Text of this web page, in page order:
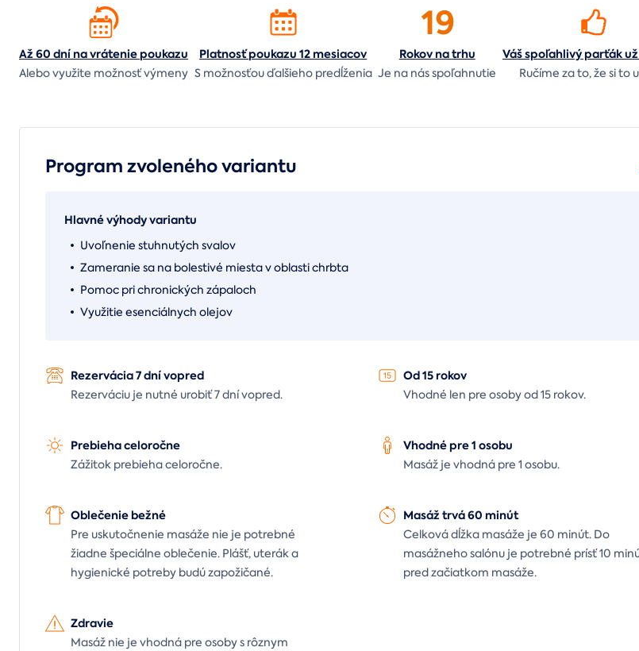
Až 60 dní na vráteniepoukazu
Alebo využite možnosť výmeny
Platnosť poukazu 12 mesiacov
S možnosťou ďalšieho predĺženia
19
Rokov natrhu
Je na násspoľahnutie
Váš spoľahlivý parťák už
Ručíme za to,že si to
Program zvoleného variantu
Hlavné výhody variantu
Uvoľnenie stuhnutých svalov
Zameranie sa na bolestivé miesta v oblasti chrbta
Pomoc pri chronických zápaloch
Využitie esenciálnych olejov
Rezervácia 7 dní vopred
Rezerváciu je nutné urobiť 7 dní vopred.
Od 15 rokov
Vhodné len pre osoby od 15 rokov.
Prebieha celoročne
Zážitok prebieha celoročne.
Vhodné pre 1 osobu
Masáž je vhodná pre 1 osobu.
Oblečenie bežné
Pre uskutočnenie masáže nie je potrebné
žiadne špeciálne oblečenie. Plášť, uterák a
hygienické potreby budú zapožičané.
Masáž trvá 60 minút
Celková dĺžka masáže je 60 minút. Do
masážneho salónu je potrebné prísť 10
pred začiatkom masáže.
Zdravie
Masáž nie je vhodná pre osoby s rôznym